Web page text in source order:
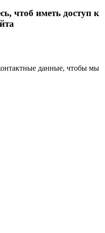
чтоб иметь доступ к
данные, чтобы мы